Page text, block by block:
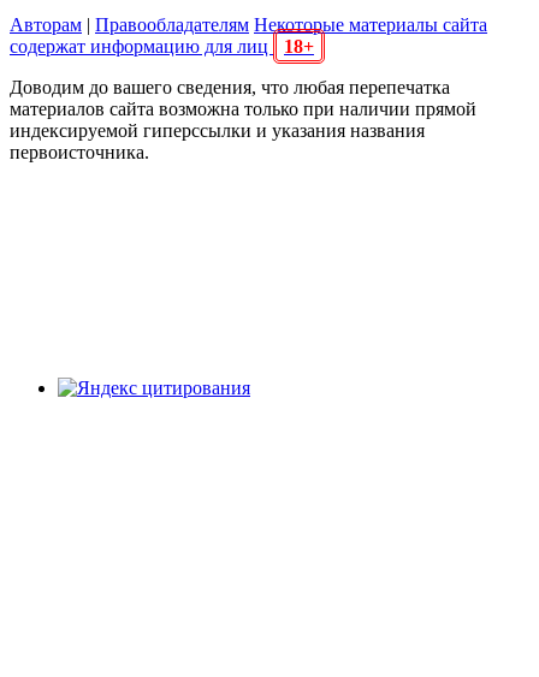
Авторам | Правообладателям Некоторые материалы сайта
содержат информацию для лиц
18+
Доводим до вашего сведения, что любая перепечатка
материалов сайта возможна только при наличии прямой
индексируемой гиперссылки и указания названия
первоисточника.